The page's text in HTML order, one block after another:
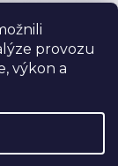
provozu
výkon a